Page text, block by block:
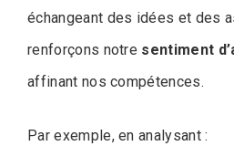
échangeant des idées et des
renforçons notre sentiment
affinant nos compétences.
Par exemple, en analysant :